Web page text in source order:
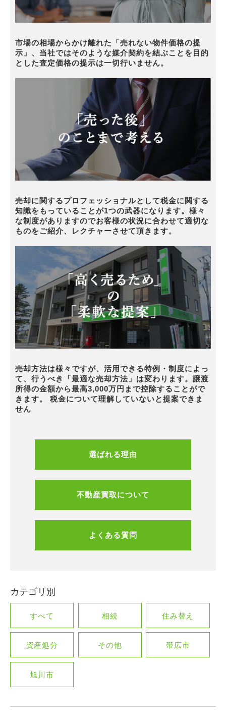
市場の相場からかけ離れた「売れない物件価格の提
示」、当社ではそのような媒介契約を結ぶことを目的
とした査定価格の提示は一切行いません。
売却に関するプロフェッショナルとして税金に関する
知識をもっていることが1つの武器になります。様々
な制度がありますのでお客様の状況に合わせて適切な
ものをご紹介、レクチャーさせて頂きます。
売却方法は様々ですが、活用できる特例・制度によっ
て、行うべき「最適な売却方法」は変わります。譲渡
所得の金額から最高3,000万円まで控除することがで
きます。 税金について理解していないと提案できま
せん
選ばれる理由
不動産買取について
よくある質問
カテゴリ別
すべて 相続 住み替え
資産処分 その他 帯広市
旭川市